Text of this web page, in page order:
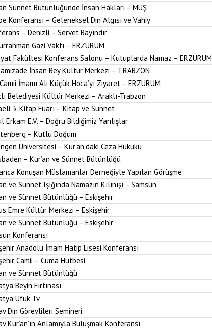
Sünnet Bütünlüğünde İnsan Hakları – MUŞ
Konferansı – Geleneksel Din Algısı ve Vahiy
– Denizli – Servet Bayındır
Gazi Vakfı – ERZURUM
Fakültesi Konferans Salonu – Kutuplarda Namaz – ERZURUM
İhsan Bey Kültür Merkezi – TRABZON
İmamı Ali Küçük Hoca’yı Ziyaret – ERZURUM
Belediyesi Kültür Merkezi – Araklı-Trabzon
3. Kitap Fuarı – Kitap ve Sünnet
Erkam E.V. – Doğru Bildiğimiz Yanlışlar
– Kutlu Doğum
Üniversitesi – Kur’an’daki Ceza Hukuku
– Kur’an ve Sünnet Bütünlüğü
Konuşan Müslamanlar Derneğiyle Yapılan Görüşme
ve Sünnet Işığında Namazın Kılınışı – Samsun
ve Sünnet Bütünlüğü – Eskişehir
Emre Kültür Merkezi – Eskişehir
ve Sünnet Bütünlüğü – Eskişehir
Konferansı
Anadolu İmam Hatip Lisesi Konferansı
Camii – Cuma Hutbesi
ve Sünnet Bütünlüğü
Beyin Fırtınası
Ufuk Tv
Din Görevlileri Semineri
Kur’an’ın Anlamıyla Buluşmak Konferansı